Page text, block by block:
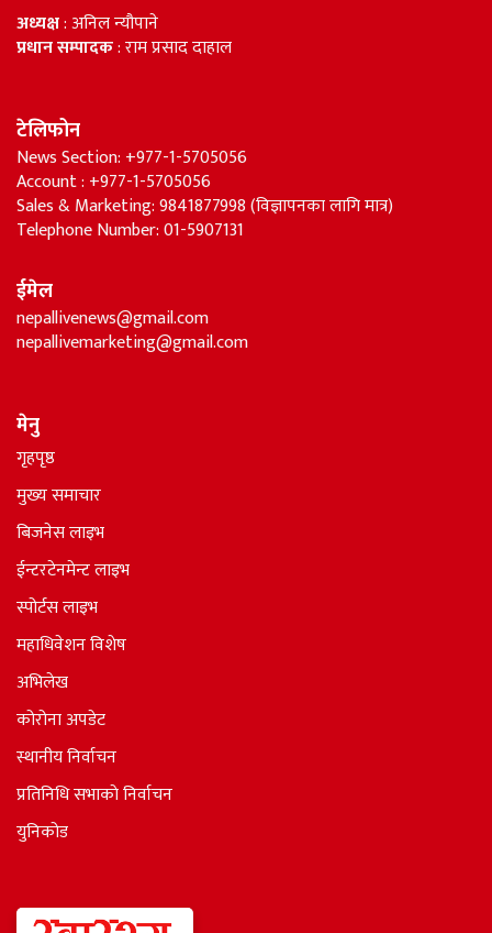
अध्यक्ष: अनिल न्यौपाने
प्रधान सम्पादक: राम प्रसाद दाहाल
टेलिफोन
News Section: +977-1-5705056
Account : +977-1-5705056
Sales & Marketing: 9841877998 (विज्ञापनका लागि मात्र)
Telephone Number: 01-5907131
ईमेल
nepallivenews@gmail.com
nepallivemarketing@gmail.com
मेनु
गृहपृष्ठ
मुख्य समाचार
बिजनेस लाइभ
ईन्टरटेनमेन्ट लाइभ
स्पोर्टस लाइभ
महाधिवेशन विशेष
अभिलेख
कोरोना अपडेट
स्थानीय निर्वाचन
प्रतिनिधि सभाकाे निर्वाचन
युनिकोड